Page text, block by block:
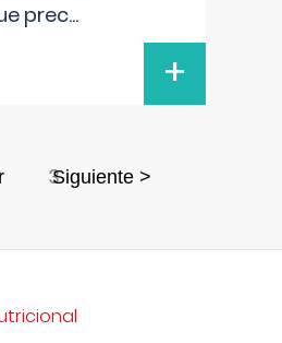
prec...
+
3Siguiente >